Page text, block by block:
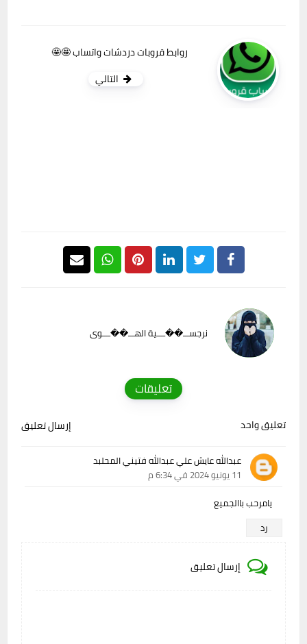
روابط قروبات دردشات واتساب 🤩🤩
التالي
نرجســـ��ــــية الهـــ��ــــوى
تعليقات
تعليق واحد إرسال تعليق
عبدالله عايش علي عبدالله فتيني المحلبد
11 يونيو 2024 في 6:34 م
يامرحب باالجميع
رد
إرسال تعليق